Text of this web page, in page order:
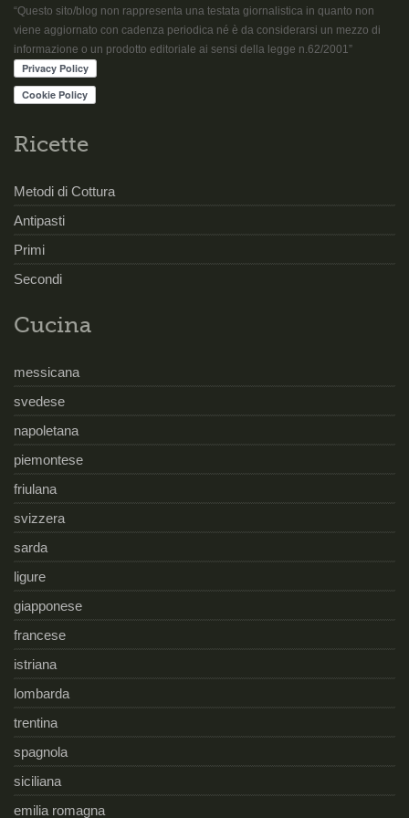
“Questo sito/blog non rappresenta una testata giornalistica in quanto non
viene aggiornato con cadenza periodica né è da considerarsi un mezzo di
informazione o un prodotto editoriale ai sensi della legge n.62/2001”
Ricette
Metodi di Cottura
Antipasti
Primi
Secondi
Cucina
messicana
svedese
napoletana
piemontese
friulana
svizzera
sarda
ligure
giapponese
francese
istriana
lombarda
trentina
spagnola
siciliana
emilia romagna